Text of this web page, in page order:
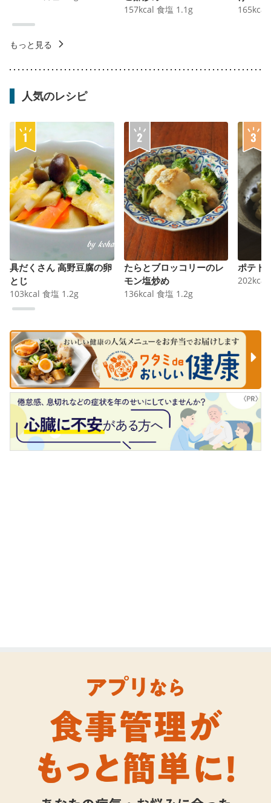
157kcal 食塩 1.1 g 165kcal
もっと見る
人気のレシピ
具だくさん 高野豆腐の卵
とじ
103kcal 食塩 1.2g
たらとブロッコリーのレ
モン塩炒め
136kcal 食塩 1.2g
ポテト
202kcal